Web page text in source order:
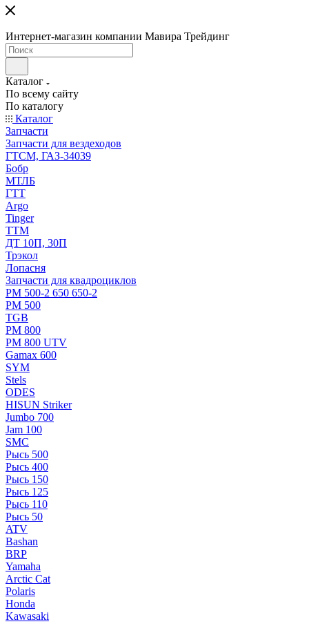
Интернет-магазин компании Мавира Трейдинг
Каталог
По всему сайту
По каталогу
Каталог
Запчасти
Запчасти для вездеходов
ГТСМ, ГАЗ-34039
Бобр
МТЛБ
ГТТ
Argo
Tinger
ТТМ
ДТ 10П, 30П
Трэкол
Лопасня
Запчасти для квадроциклов
РМ 500-2 650 650-2
РМ 500
TGB
РМ 800
РМ 800 UTV
Gamax 600
SYM
Stels
ОDЕS
HISUN Striker
Jumbo 700
Jam 100
SMC
Рысь 500
Рысь 400
Рысь 150
Рысь 125
Рысь 110
Рысь 50
ATV
Bashan
BRP
Yamaha
Arctic Cat
Polaris
Honda
Kawasaki